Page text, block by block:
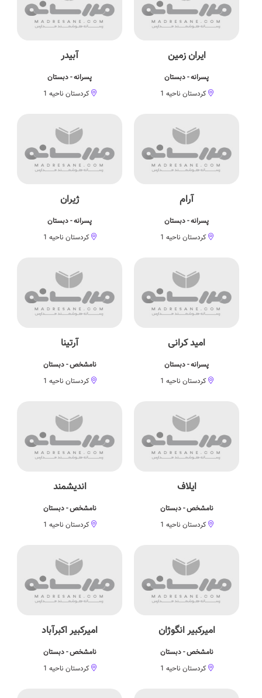
ایران زمین
پسرانه - دبستان
کردستان ناحیه 1
آبیدر
پسرانه - دبستان
کردستان ناحیه 1
آرام
پسرانه - دبستان
کردستان ناحیه 1
ژیران
پسرانه - دبستان
کردستان ناحیه 1
امید کرانی
پسرانه - دبستان
کردستان ناحیه 1
آرتینا
نامشخص - دبستان
کردستان ناحیه 1
ایلاف
نامشخص - دبستان
کردستان ناحیه 1
اندیشمند
نامشخص - دبستان
کردستان ناحیه 1
امیرکبیر انگوژان
نامشخص - دبستان
کردستان ناحیه 1
امیرکبیر اکبرآباد
نامشخص - دبستان
کردستان ناحیه 1